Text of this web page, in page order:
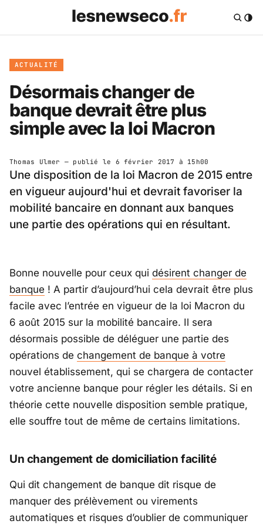
ACTUALITÉ
Désormais changer de
banque devrait être plus
simple avec la loi Macron
Thomas Ulmer — publié le 6 février 2017 à 15h00
Une disposition de la loi Macron de 2015 entre
en vigueur aujourd'hui et devrait favoriser la
mobilité bancaire en donnant aux banques
une partie des opérations qui en résultant.
Bonne nouvelle pour ceux qui désirent changer de
banque ! A partir d’aujourd’hui cela devrait être plus
facile avec l’entrée en vigueur de la loi Macron du
6 août 2015 sur la mobilité bancaire. Il sera
désormais possible de déléguer une partie des
opérations de changement de banque à votre
nouvel établissement, qui se chargera de contacter
votre ancienne banque pour régler les détails. Si en
théorie cette nouvelle disposition semble pratique,
elle souffre tout de même de certains limitations.
Un changement de domiciliation facilité
Qui dit changement de banque dit risque de
manquer des prélèvement ou virements
automatiques et risques d’oublier de communiquer